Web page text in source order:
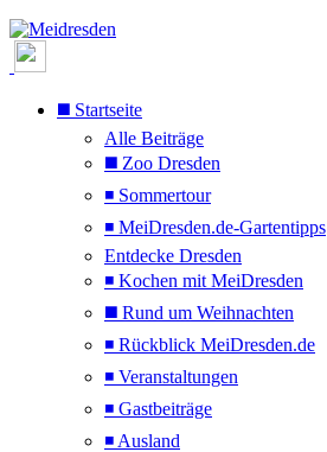
◼️ Startseite
Alle Beiträge
◼️ Zoo Dresden
◾ Sommertour
◾ MeiDresden.de-Gartentipps
Entdecke Dresden
◾ Kochen mit MeiDresden
◼️ Rund um Weihnachten
◾ Rückblick MeiDresden.de
◾ Veranstaltungen
◾ Gastbeiträge
◾ Ausland